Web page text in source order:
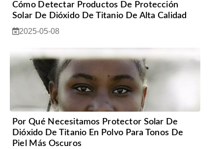
Cómo Detectar Productos De Protección
Solar De Dióxido De Titanio De Alta Calidad
2025-05-08
Por Qué Necesitamos Protector Solar De
Dióxido De Titanio En Polvo Para Tonos De
Piel Más Oscuros